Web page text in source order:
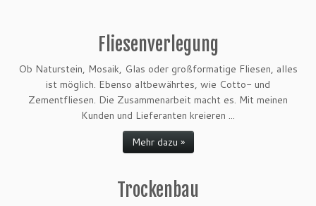
Fliesenverlegung
Ob Naturstein, Mosaik, Glas oder großformatige Fliesen, alles
ist möglich. Ebenso altbewährtes, wie Cotto- und
Zementfliesen. Die Zusammenarbeit macht es. Mit meinen
Kunden und Lieferanten kreieren ...
Mehr dazu »
Trockenbau